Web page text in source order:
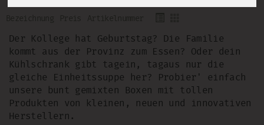
Der Kollege hat Geburtstag? Die Familie
kommt aus der Provinz zum Essen? Oder dein
Kühlschrank gibt tagein, tagaus nur die
gleiche Einheitssuppe her? Probier' einfach
unsere bunt gemixten Boxen mit tollen
Produkten von kleinen, neuen und innovativen
Herstellern.